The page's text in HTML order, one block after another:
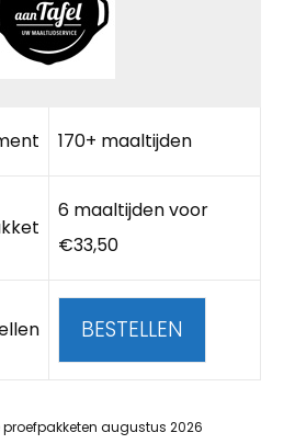
170+ maaltijden
6 maaltijden voor
€33,50
BESTELLEN
augustus 2026